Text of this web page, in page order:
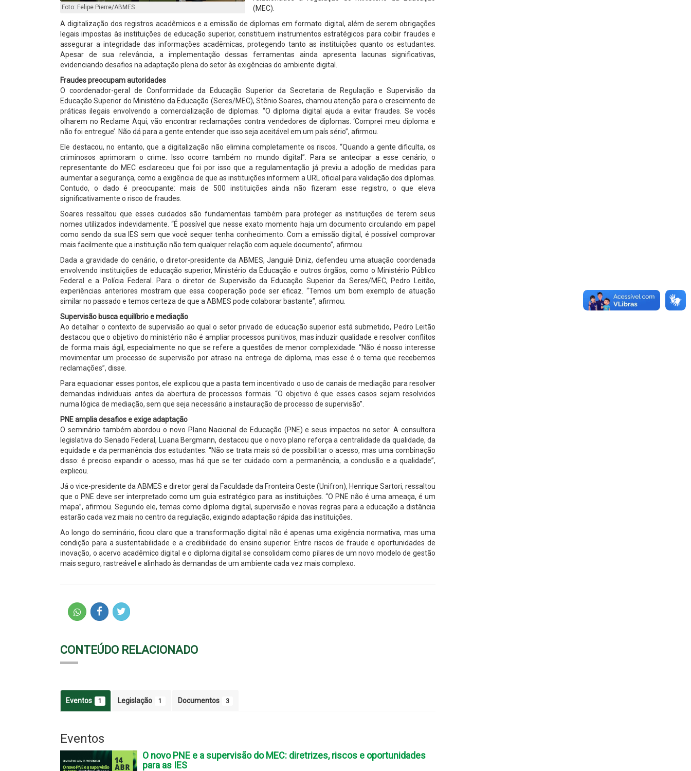
Foto: Felipe Pierre/ABMES
(MEC).
A digitalização dos registros acadêmicos e a emissão de diplomas em formato digital, além de serem obrigações
legais impostas às instituições de educação superior, constituem instrumentos estratégicos para coibir fraudes e
assegurar a integridade das informações acadêmicas, protegendo tanto as instituições quanto os estudantes.
Apesar de sua relevância, a implementação dessas ferramentas ainda apresenta lacunas significativas,
evidenciando desafios na adaptação plena do setor às exigências do ambiente digital.
Fraudes preocupam autoridades
O coordenador-geral de Conformidade da Educação Superior da Secretaria de Regulação e Supervisão da
Educação Superior do Ministério da Educação (Seres/MEC), Stênio Soares, chamou atenção para o crescimento de
práticas ilegais envolvendo a comercialização de diplomas. “O diploma digital ajuda a evitar fraudes. Se vocês
olharem no Reclame Aqui, vão encontrar reclamações contra vendedores de diplomas. ‘Comprei meu diploma e
não foi entregue’. Não dá para a gente entender que isso seja aceitável em um país sério”, afirmou.
Ele destacou, no entanto, que a digitalização não elimina completamente os riscos. “Quando a gente dificulta, os
criminosos aprimoram o crime. Isso ocorre também no mundo digital”. Para se antecipar a esse cenário, o
representante do MEC esclareceu que foi por isso que a regulamentação já previu a adoção de medidas para
aumentar a segurança, como a exigência de que as instituições informem a URL oficial para validação dos diplomas.
Contudo, o dado é preocupante: mais de 500 instituições ainda não fizeram esse registro, o que eleva
significativamente o risco de fraudes.
Soares ressaltou que esses cuidados são fundamentais também para proteger as instituições de terem seus
nomes utilizados indevidamente. “É possível que nesse exato momento haja um documento circulando em papel
como sendo da sua IES sem que você sequer tenha conhecimento. Com a emissão digital, é possível comprovar
mais facilmente que a instituição não tem qualquer relação com aquele documento”, afirmou.
Dada a gravidade do cenário, o diretor-presidente da ABMES, Janguiê Diniz, defendeu uma atuação coordenada
envolvendo instituições de educação superior, Ministério da Educação e outros órgãos, como o Ministério Público
Federal e a Polícia Federal. Para o diretor de Supervisão da Educação Superior da Seres/MEC, Pedro Leitão,
experiências anteriores mostram que essa cooperação pode ser eficaz. “Temos um bom exemplo de atuação
similar no passado e temos certeza de que a ABMES pode colaborar bastante”, afirmou.
Supervisão busca equilíbrio e mediação
Ao detalhar o contexto de supervisão ao qual o setor privado de educação superior está submetido, Pedro Leitão
destacou que o objetivo do ministério não é ampliar processos punitivos, mas induzir qualidade e resolver conflitos
de forma mais ágil, especialmente no que se refere a questões de menor complexidade. “Não é nosso interesse
movimentar um processo de supervisão por atraso na entrega de diploma, mas esse é o tema que recebemos
reclamações”, disse.
Para equacionar esses pontos, ele explicou que a pasta tem incentivado o uso de canais de mediação para resolver
demandas individuais antes da abertura de processos formais. “O objetivo é que esses casos sejam resolvidos
numa lógica de mediação, sem que seja necessário a instauração de processo de supervisão”.
PNE amplia desafios e exige adaptação
O seminário também abordou o novo Plano Nacional de Educação (PNE) e seus impactos no setor. A consultora
legislativa do Senado Federal, Luana Bergmann, destacou que o novo plano reforça a centralidade da qualidade, da
equidade e da permanência dos estudantes. “Não se trata mais só de possibilitar o acesso, mas uma combinação
disso: é preciso expandir o acesso, mas há que se ter cuidado com a permanência, a conclusão e a qualidade”,
explicou.
Já o vice-presidente da ABMES e diretor geral da Faculdade da Fronteira Oeste (Unifron), Henrique Sartori, ressaltou
que o PNE deve ser interpretado como um guia estratégico para as instituições. “O PNE não é uma ameaça, é um
mapa”, afirmou. Segundo ele, temas como diploma digital, supervisão e novas regras para a educação a distância
estarão cada vez mais no centro da regulação, exigindo adaptação rápida das instituições.
Ao longo do seminário, ficou claro que a transformação digital não é apenas uma exigência normativa, mas uma
condição para a sustentabilidade e a credibilidade do ensino superior. Entre riscos de fraude e oportunidades de
inovação, o acervo acadêmico digital e o diploma digital se consolidam como pilares de um novo modelo de gestão
mais seguro, rastreável e alinhado às demandas de um ambiente cada vez mais complexo.
CONTEÚDO RELACIONADO
Eventos 1 Legislação 1 Documentos 3
Eventos
O novo PNE e a supervisão do MEC: diretrizes, riscos e oportunidades
para as IES